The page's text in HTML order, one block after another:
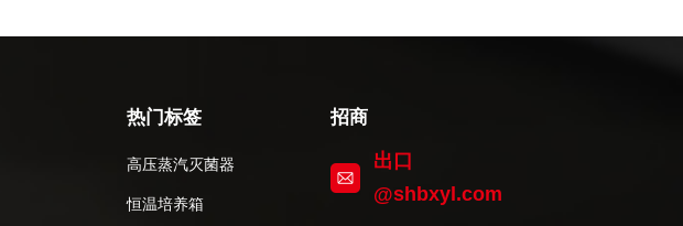
热门标签
高压蒸汽灭菌器
恒温培养箱
招商
出口
@shbxyl.com